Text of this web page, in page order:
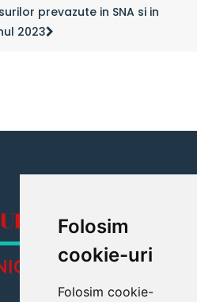
Folosim
cookie-uri
Folosim cookie-
prevazute in SNA si in
2023